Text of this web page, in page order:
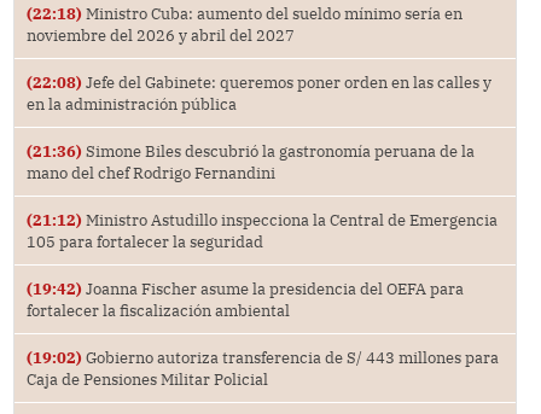
(22:18) Ministro Cuba: aumento del sueldo mínimo sería en
noviembre del 2026 y abril del 2027
(22:08) Jefe del Gabinete: queremos poner orden en las calles y
en la administración pública
(21:36) Simone Biles descubrió la gastronomía peruana de la
mano del chef Rodrigo Fernandini
(21:12) Ministro Astudillo inspecciona la Central de Emergencia
105 para fortalecer la seguridad
(19:42) Joanna Fischer asume la presidencia del OEFA para
fortalecer la fiscalización ambiental
(19:02) Gobierno autoriza transferencia de S/ 443 millones para
Caja de Pensiones Militar Policial